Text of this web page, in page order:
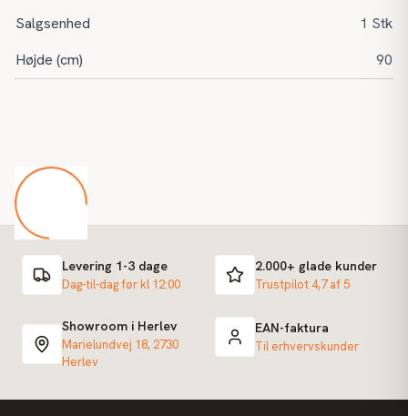
Salgsenhed
1 Stk
Højde (cm)
90
Levering 1-3 dage
Dag-til-dag før kl 12:00
2.000+ glade kunder
Trustpilot 4,7 af 5
Showroom i Herlev
Marielundvej 18, 2730
Herlev
EAN-faktura
Til erhvervskunder